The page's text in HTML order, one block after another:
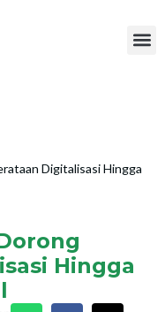
Digitalisasi Hingga
Hingga